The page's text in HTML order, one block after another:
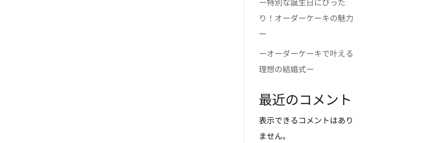
り！オーダーケーキの魅力
ー
ーオーダーケーキで叶える
理想の結婚式ー
最近のコメント
表示できるコメントはあり
ません。